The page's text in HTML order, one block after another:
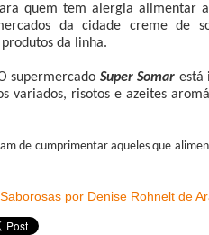
quem tem alergia alimentar
da cidade creme de
da linha.
supermercado Super Somar está
variados, risotos e azeites
de cumprimentar aqueles que
por Denise Rohnelt de